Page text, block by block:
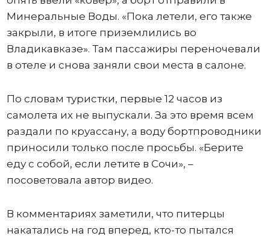
Минеральные Воды. «Пока летели, его также
закрыли, в итоге приземлились во
Владикавказе». Там пассажиры переночевали
в отеле и снова заняли свои места в салоне.
По словам туристки, первые 12 часов из
самолета их не выпускали. За это время всем
раздали по круассану, а воду бортпроводники
приносили только после просьбы. «Берите
еду с собой, если летите в Сочи», –
посоветовала автор видео.
В комментариях заметили, что питерцы
накатались на год вперед, кто-то пытался